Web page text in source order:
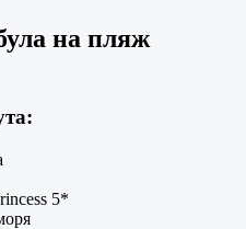
на пляж
5*